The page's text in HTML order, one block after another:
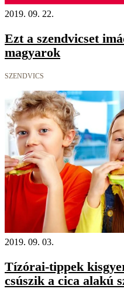
2019. 09. 22.
Ezt a szendvicset
magyarok
SZENDVICS
2019. 09. 03.
Tízórai-tippek
csúszik a cica alakú